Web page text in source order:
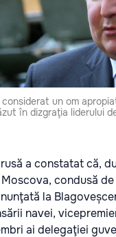
considerat un om
în dizgraţia liderului
a constatat că,
condusă
la
navei,
ai delegaţiei